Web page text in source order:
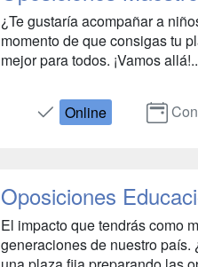
¿Te gustaría acompañar a
momento de que consigas tu
mejor para todos. ¡Vamos
Online
Oposiciones
El impacto que tendrás como
generaciones de nuestro